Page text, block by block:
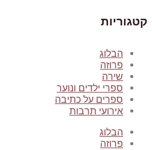
קטגוריות
הבלוג
פרוזה
שירה
ספרי ילדים ונוער
ספרים על כתיבה
אירועי תרבות
הבלוג
פרוזה